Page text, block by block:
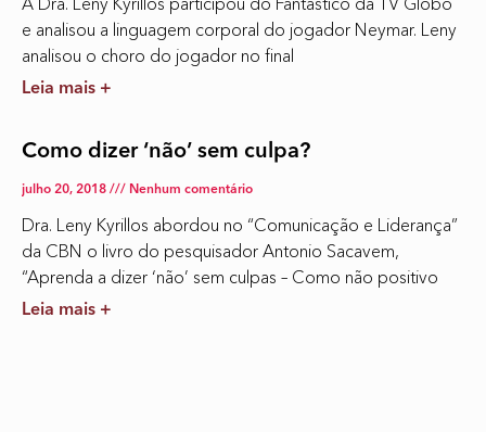
e analisou a linguagem corporal do jogador Neymar. Leny
analisou o choro do jogador no final
Leia mais +
Como dizer ‘não’ sem culpa?
julho 20, 2018 Nenhum comentário
Dra. Leny Kyrillos abordou no “Comunicação e Liderança”
da CBN o livro do pesquisador Antonio Sacavem,
“Aprenda a dizer ‘não’ sem culpas – Como não positivo
Leia mais +